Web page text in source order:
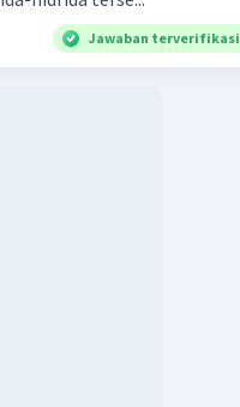
Jawaban terverifikasi